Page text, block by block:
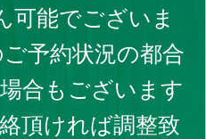
可能でございま
予約状況の都合
合もございます
頂ければ調整致